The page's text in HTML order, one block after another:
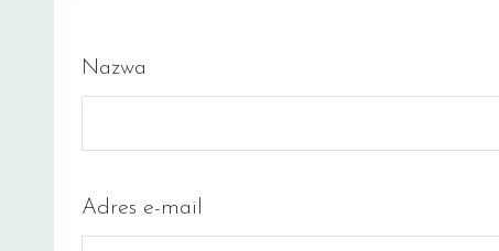
Nazwa
Adres e-mail